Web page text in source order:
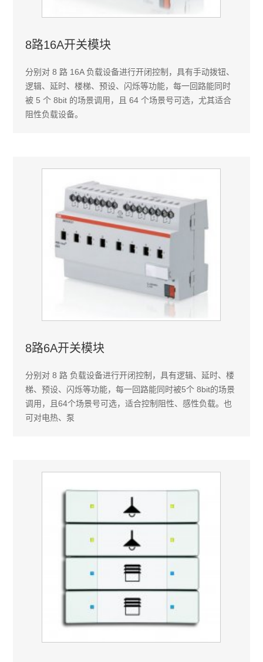
8路16A开关模块
分别对 8 路 16A 负载设备进行开闭控制，具有手动拨钮、
逻辑、延时、楼梯、预设、闪烁等功能，每一回路能同时
被 5 个 8bit 的场景调用，且 64 个场景号可选，尤其适合
阻性负载设备。
8路6A开关模块
分别对 8 路 负载设备进行开闭控制，具有逻辑、延时、楼
梯、预设、闪烁等功能，每一回路能同时被5个 8bit的场景
调用，且64个场景号可选，适合控制阻性、感性负载。也
可对电热、泵